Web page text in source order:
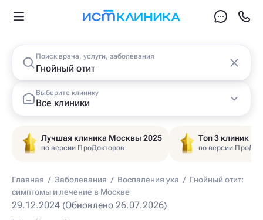
Поиск врача, услуги, заболевания
Выберите клинику
Все клиники
Лучшая клиника Москвы 2025
по версии ПроДокторов
Топ 3 клиник
по версии
Главная / Заболевания / Воспаления уха / Гнойный отит:
симптомы и лечение в Москве
29.12.2024 (Обновлено 26.07.2026)